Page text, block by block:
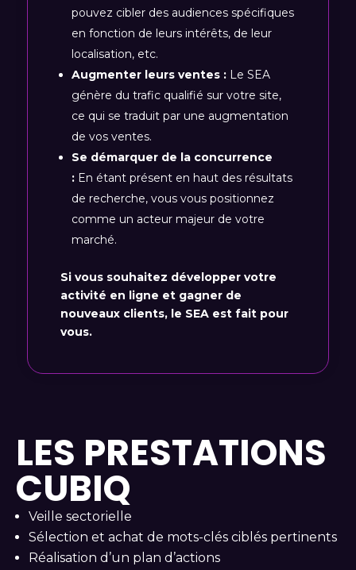
pouvez cibler des audiences spécifiques
en fonction de leurs intérêts, de leur
localisation, etc.
Augmenter leurs ventes :Le SEA
génère du trafic qualifié sur votre site,
ce qui se traduit par une augmentation
de vos ventes.
Se démarquer de la concurrence
:En étant présent en haut des résultats
de recherche, vous vous positionnez
comme un acteur majeur de votre
marché.
Si vous souhaitez développer votre
activité en ligne et gagner de
nouveaux clients, le SEA est fait pour
vous.
LES PRESTATIONS
CUBIQ
Veille sectorielle
Sélection et achat de mots-clés ciblés pertinents
Réalisation d’un plan d’actions